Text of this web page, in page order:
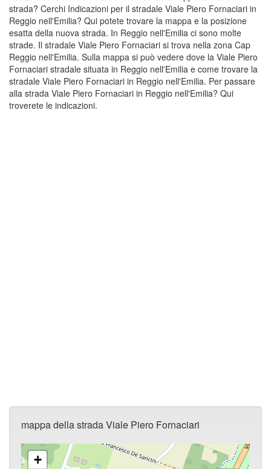
strada? Cerchi Indicazioni per il stradale Viale Piero Fornaciari in
Reggio nell'Emilia? Qui potete trovare la mappa e la posizione
esatta della nuova strada. In Reggio nell'Emilia ci sono molte
strade. Il stradale Viale Piero Fornaciari si trova nella zona Cap
Reggio nell'Emilia. Sulla mappa si può vedere dove la Viale Piero
Fornaciari stradale situata in Reggio nell'Emilia e come trovare la
stradale Viale Piero Fornaciari in Reggio nell'Emilia. Per passare
alla strada Viale Piero Fornaciari in Reggio nell'Emilia? Qui
troverete le indicazioni.
mappa della strada Viale Piero Fornaciari
+